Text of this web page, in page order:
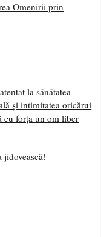
Omenirii prin
la sănătatea
și intimitatea oricărui
cu forța un om liber
jidovească!